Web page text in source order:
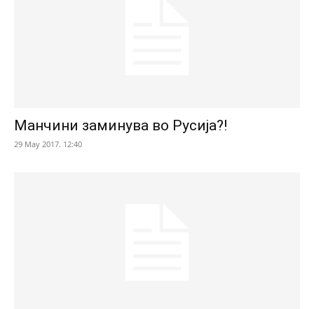
Манчини заминува во Русија?!
29 May 2017. 12:40